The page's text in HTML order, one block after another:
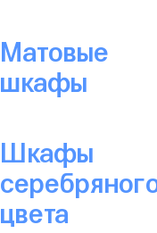
Матовые
шкафы
Шкафы
цвета